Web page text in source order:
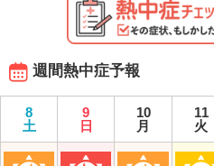
週間熱中症予報
8
土
9
日
10
月
11
火